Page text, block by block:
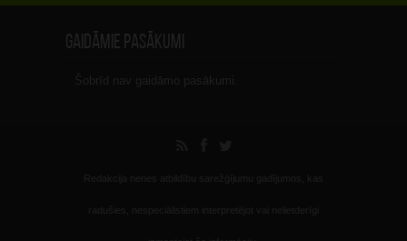
Gaidāmie pasākumi
Šobrīd nav gaidāmo pasākumi.
Redakcija nenes atbildību sarežģījumu gadījumos, kas